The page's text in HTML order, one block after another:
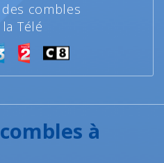
combles
Télé
à